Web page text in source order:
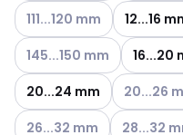
Katso käytettävissä
111...120 mm 12...16
Katso käytettävissä
145...150 mm 16...20
20...24 mm
Katso
20...26
Katso käytettävissä
26...32 mm Katso
28...32